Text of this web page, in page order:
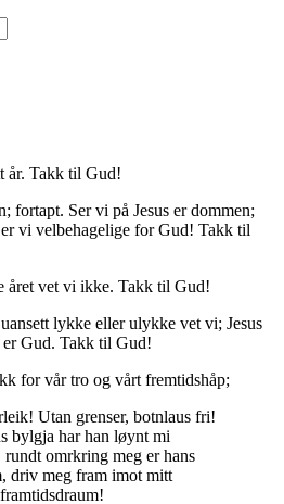
år. Takk til Gud!
fortapt. Ser vi på Jesus er dommen;
vi velbehagelige for Gud! Takk til
året vet vi ikke. Takk til Gud!
lykke eller ulykke vet vi; Jesus
Gud. Takk til Gud!
for vår tro og vårt fremtidshåp;
Utan grenser, botnlaus fri!
bylgja har han løynt mi
omrkring meg er hans
driv meg fram imot mitt